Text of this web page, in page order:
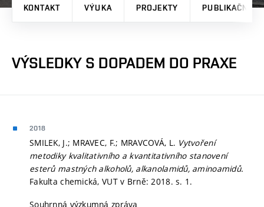
KONTAKT VÝUKA PROJEKTY PUBLIKAČNÍ
VÝSLEDKY S DOPADEM DO PRAXE
2018
SMILEK, J.; MRAVEC, F.; MRAVCOVÁ, L. Vytvoření
metodiky kvalitativního a kvantitativního stanovení
esterů mastných alkoholů, alkanolamidů, aminoamidů.
Fakulta chemická, VUT v Brně: 2018.s. 1.
Souhrnná výzkumná zpráva